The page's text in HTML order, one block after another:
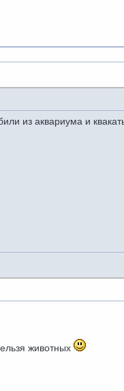
из аквариума и
животных